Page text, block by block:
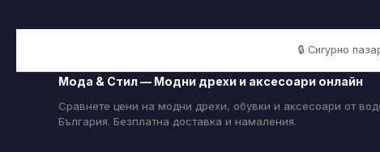
🔒 Сигурно
Мода & Стил — Модни дрехи и аксесоари онлайн
Сравнете цени на модни дрехи, обувки и аксесоари от
България. Безплатна доставка и намаления.